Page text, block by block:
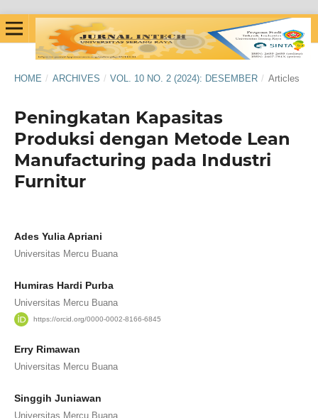
HOME / ARCHIVES / VOL. 10 NO. 2 (2024): DESEMBER / Articles
Peningkatan Kapasitas
Produksi dengan Metode Lean
Manufacturing pada Industri
Furnitur
Ades Yulia Apriani
Universitas Mercu Buana
Humiras Hardi Purba
Universitas Mercu Buana
https://orcid.org/0000-0002-8166-6845
Erry Rimawan
Universitas Mercu Buana
Singgih Juniawan
Universitas Mercu Buana